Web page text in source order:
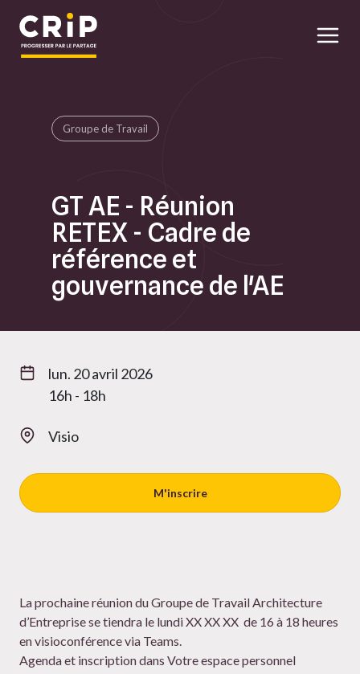
Groupe de Travail
GT AE - Réunion
RETEX - Cadre de
référence et
gouvernance de l'AE
lun. 20 avril 2026
16h - 18h
Visio
M'inscrire
La prochaine réunion du Groupe de Travail Architecture
d’Entreprise se tiendra le lundi XX XX XX de 16 à 18 heures
en visioconférence via Teams.
Agenda et inscription dans Votre espace personnel